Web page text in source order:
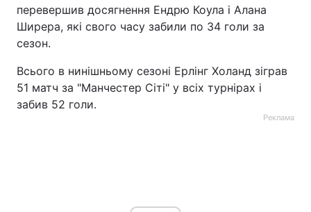
перевершив досягнення Ендрю Коула і Алана
Ширера, які свого часу забили по 34 голи за
сезон.
Всього в нинішньому сезоні Ерлінг Холанд зіграв
51 матч за "Манчестер Сіті" у всіх турнірах і
забив 52 голи.
Реклама